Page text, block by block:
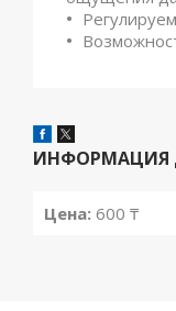
ИНФОРМАЦИЯ
Цена: 600 ₸